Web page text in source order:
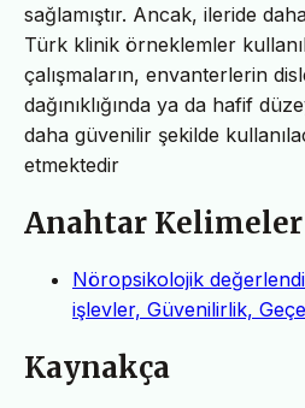
sağlamıştır. Ancak, ileride
Türk klinik örneklemler
çalışmaların, envanterlerin
dağınıklığında ya da hafif
daha güvenilir şekilde
etmektedir
Anahtar Kelimeler
Nöropsikolojik
işlevler, Güvenilirlik,
Kaynakça